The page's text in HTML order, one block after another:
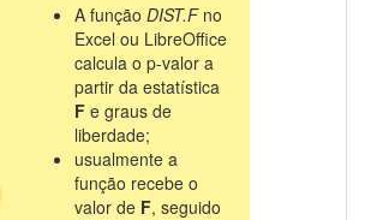
A função DIST.Fno
Excel ou LibreOffice
calcula o p-valor a
partir da estatística
Fe graus de
liberdade;
usualmente a
função recebe o
valor de F, seguido